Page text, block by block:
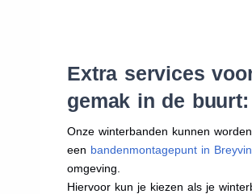
Extra services
gemak in de buurt:
Onze winterbanden kunnen
een bandenmontagepunt in Breyvin
omgeving.
Hiervoor kun je kiezen als je